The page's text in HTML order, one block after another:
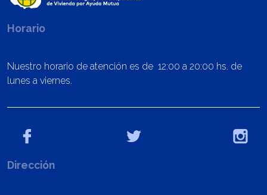
Horario
Nuestro horario de atención es de 12:00 a 20:00 hs. de
lunes a viernes.
Dirección